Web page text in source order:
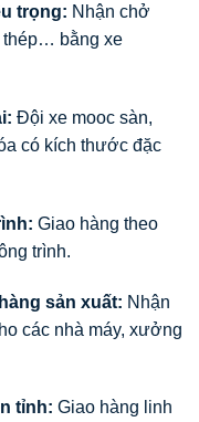
trọng: Nhận chở
thép… bằng xe
Đội xe mooc sàn,
có kích thước đặc
Giao hàng theo
trình.
sản xuất: Nhận
các nhà máy, xưởng
tỉnh: Giao hàng linh